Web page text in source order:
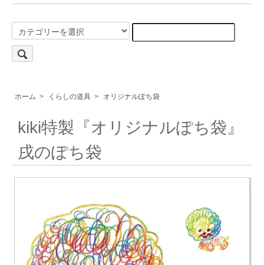
ホーム > くらしの道具 > オリジナルぽち袋
kiki特製『オリジナルぽち袋』
戌のぽち袋